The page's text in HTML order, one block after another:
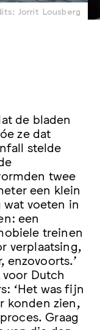
Jorrit Lousberg
de bladen
ze dat
stelde
twee
een klein
wat voeten in
een
treinen
verplaatsing,
enzovoorts.’
Dutch
‘Het was fijn
konden zien,
Graag